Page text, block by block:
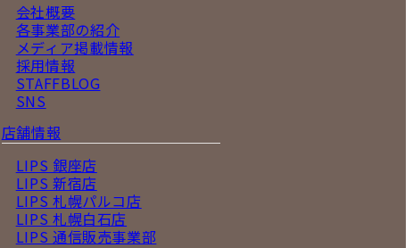
会社概要
各事業部の紹介
メディア掲載情報
採用情報
STAFFBLOG
SNS
店舗情報
LIPS 銀座店
LIPS 新宿店
LIPS 札幌パルコ店
LIPS 札幌白石店
LIPS 通信販売事業部